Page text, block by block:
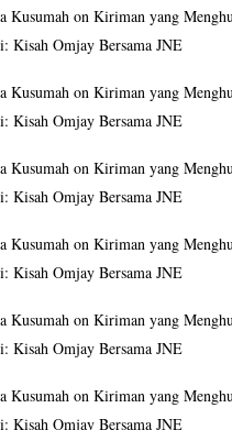
Kusumah onKiriman yang
Kisah Omjay Bersama JNE
Kusumah onKiriman yang
Kisah Omjay Bersama JNE
Kusumah onKiriman yang
Kisah Omjay Bersama JNE
Kusumah onKiriman yang
Kisah Omjay Bersama JNE
Kusumah onKiriman yang
Kisah Omjay Bersama JNE
Kusumah onKiriman yang
Kisah Omjay Bersama JNE